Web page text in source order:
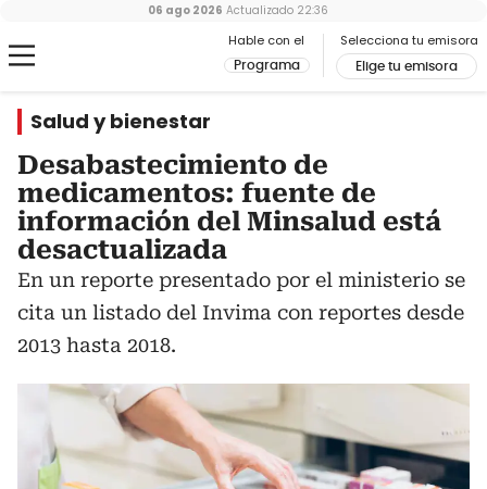
Hable con el
Programa
Selecciona tu emisora
Elige tu emisora
06 ago 2026 Actualizado 22:36
Salud y bienestar
Desabastecimiento de
medicamentos: fuente de
información del Minsalud está
desactualizada
En un reporte presentado por el ministerio se
cita un listado del Invima con reportes desde
2013 hasta 2018.